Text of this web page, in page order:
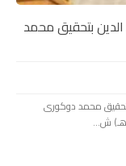
بتحقيق محمد
محمد دوكورى